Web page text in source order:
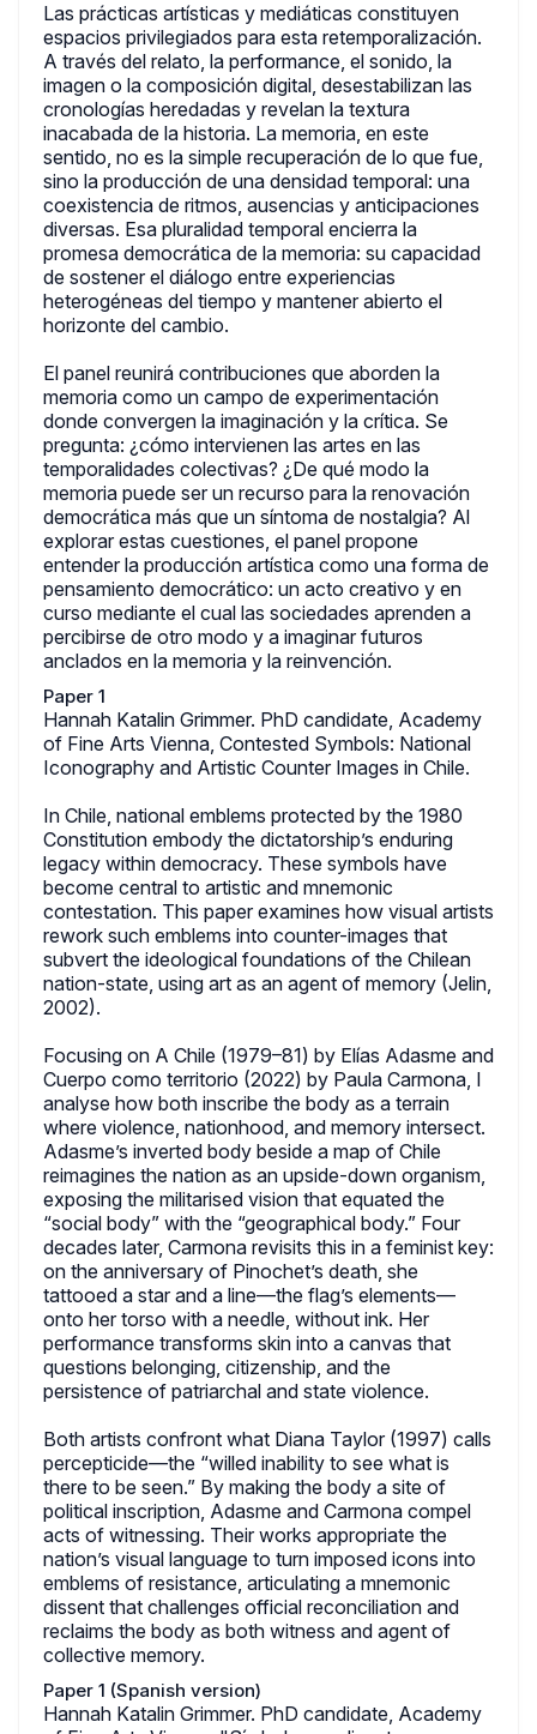
Las prácticas artísticas y mediáticas constituyen
espacios privilegiados para esta retemporalización.
A través del relato, la performance, el sonido, la
imagen o la composición digital, desestabilizan las
cronologías heredadas y revelan la textura
inacabada de la historia. La memoria, en este
sentido, no es la simple recuperación de lo que fue,
sino la producción de una densidad temporal: una
coexistencia de ritmos, ausencias y anticipaciones
diversas. Esa pluralidad temporal encierra la
promesa democrática de la memoria: su capacidad
de sostener el diálogo entre experiencias
heterogéneas del tiempo y mantener abierto el
horizonte del cambio.
El panel reunirá contribuciones que aborden la
memoria como un campo de experimentación
donde convergen la imaginación y la crítica. Se
pregunta: ¿cómo intervienen las artes en las
temporalidades colectivas? ¿De qué modo la
memoria puede ser un recurso para la renovación
democrática más que un síntoma de nostalgia? Al
explorar estas cuestiones, el panel propone
entender la producción artística como una forma de
pensamiento democrático: un acto creativo y en
curso mediante el cual las sociedades aprenden a
percibirse de otro modo y a imaginar futuros
anclados en la memoria y la reinvención.
Paper 1
Hannah Katalin Grimmer. PhD candidate, Academy
of Fine Arts Vienna, Contested Symbols: National
Iconography and Artistic Counter Images in Chile.
In Chile, national emblems protected by the 1980
Constitution embody the dictatorship’s enduring
legacy within democracy. These symbols have
become central to artistic and mnemonic
contestation. This paper examines how visual artists
rework such emblems into counter-images that
subvert the ideological foundations of the Chilean
nation-state, using art as an agent of memory (Jelin,
2002).
Focusing on A Chile (1979–81) by Elías Adasme and
Cuerpo como territorio (2022) by Paula Carmona, I
analyse how both inscribe the body as a terrain
where violence, nationhood, and memory intersect.
Adasme’s inverted body beside a map of Chile
reimagines the nation as an upside-down organism,
exposing the militarised vision that equated the
“social body” with the “geographical body.” Four
decades later, Carmona revisits this in a feminist key:
on the anniversary of Pinochet’s death, she
tattooed a star and a line—the flag’s elements—
onto her torso with a needle, without ink. Her
performance transforms skin into a canvas that
questions belonging, citizenship, and the
persistence of patriarchal and state violence.
Both artists confront what Diana Taylor (1997) calls
percepticide—the “willed inability to see what is
there to be seen.” By making the body a site of
political inscription, Adasme and Carmona compel
acts of witnessing. Their works appropriate the
nation’s visual language to turn imposed icons into
emblems of resistance, articulating a mnemonic
dissent that challenges official reconciliation and
reclaims the body as both witness and agent of
collective memory.
Paper 1 (Spanish version)
Hannah Katalin Grimmer. PhD candidate, Academy